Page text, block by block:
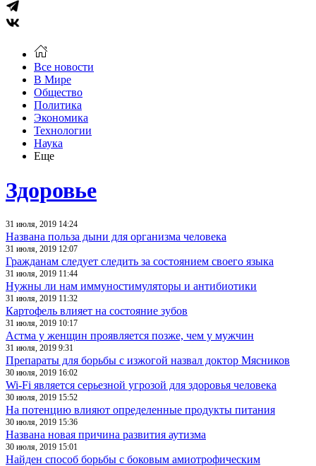
Все новости
В Мире
Общество
Политика
Экономика
Технологии
Наука
Еще
Здоровье
31 июля, 2019 14:24
Названа польза дыни для организма человека
31 июля, 2019 12:07
Гражданам следует следить за состоянием своего языка
31 июля, 2019 11:44
Нужны ли нам иммуностимуляторы и антибиотики
31 июля, 2019 11:32
Картофель влияет на состояние зубов
31 июля, 2019 10:17
Астма у женщин проявляется позже, чем у мужчин
31 июля, 2019 9:31
Препараты для борьбы с изжогой назвал доктор Мясников
30 июля, 2019 16:02
Wi-Fi является серьезной угрозой для здоровья человека
30 июля, 2019 15:52
На потенцию влияют определенные продукты питания
30 июля, 2019 15:36
Названа новая причина развития аутизма
30 июля, 2019 15:01
Найден способ борьбы с боковым амиотрофическим